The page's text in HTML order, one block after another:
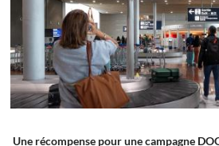
Une récompense pour une campagne